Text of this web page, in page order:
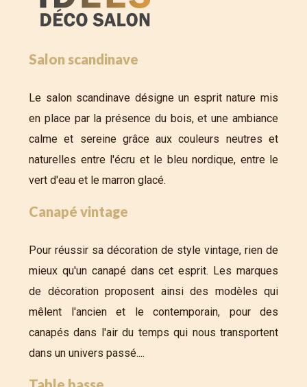
Salon scandinave
Le salon scandinave désigne un esprit nature mis
en place par la présence du bois, et une ambiance
calme et sereine grâce aux couleurs neutres et
naturelles entre l'écru et le bleu nordique, entre le
vert d'eau et le marron glacé.
Canapé vintage
Pour réussir sa décoration de style vintage, rien de
mieux qu'un canapé dans cet esprit. Les marques
de décoration proposent ainsi des modèles qui
mêlent l'ancien et le contemporain, pour des
canapés dans l'air du temps qui nous transportent
dans un univers passé....